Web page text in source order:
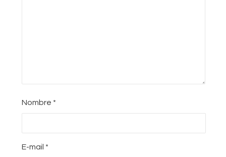
Nombre *
E-mail *